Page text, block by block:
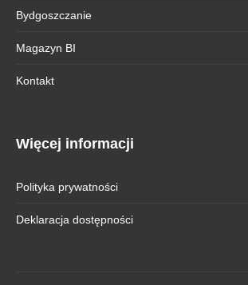
Bydgoszczanie
Magazyn BI
Kontakt
Więcej informacji
Polityka prywatności
Deklaracja dostępności